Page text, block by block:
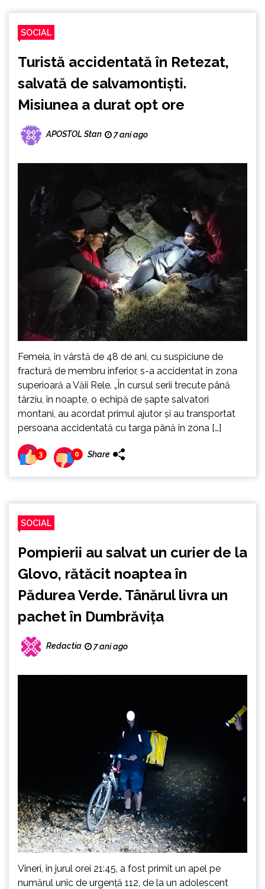
SOCIAL
Turistă accidentată în Retezat,
salvată de salvamontiști.
Misiunea a durat opt ore
APOSTOL Stan 7 ani ago
Femeia, în vârstă de 48 de ani, cu suspiciune de
fractură de membru inferior, s-a accidentat în zona
superioară a Văii Rele. „În cursul serii trecute până
târziu, în noapte, o echipă de șapte salvatori
montani, au acordat primul ajutor și au transportat
persoana accidentată cu targa până în zona […]
3 0 Share
SOCIAL
Pompierii au salvat un curier de la
Glovo, rătăcit noaptea în
Pădurea Verde. Tânărul livra un
pachet în Dumbrăvița
Redactia 7 ani ago
Vineri, în jurul orei 21:45, a fost primit un apel pe
numărul unic de urgență 112, de la un adolescent